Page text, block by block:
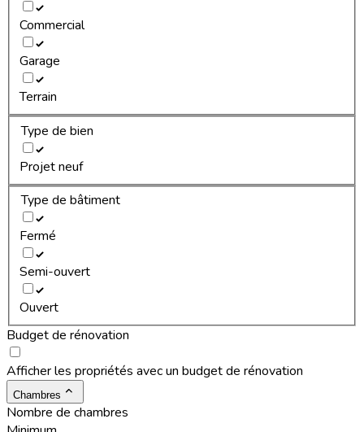
Commercial
Garage
Terrain
Type de bien
Projet neuf
Type de bâtiment
Fermé
Semi-ouvert
Ouvert
Budget de rénovation
Afficher les propriétés avec un budget de rénovation
Chambres
Nombre de chambres